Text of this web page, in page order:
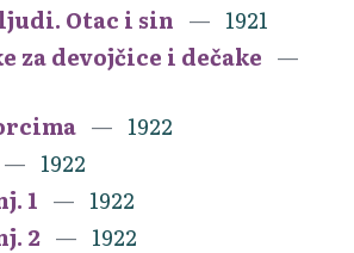
Otac i sin
1921
za devojčice i dečake
1922
1922
1
1922
2
1922